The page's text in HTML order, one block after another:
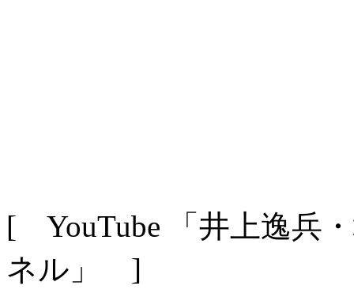
[ YouTube 「井上逸兵
ネル」 ]